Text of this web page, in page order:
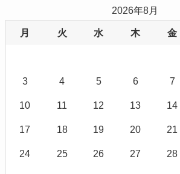
2026年8月
月 火 水 木 金
3 4 5 6 7
10 11 12 13 14
17 18 19 20 21
24 25 26 27 28